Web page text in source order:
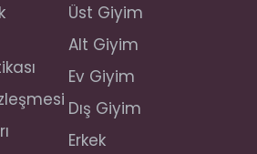
Üst Giyim
Alt Giyim
Ev Giyim
Dış Giyim
Erkek